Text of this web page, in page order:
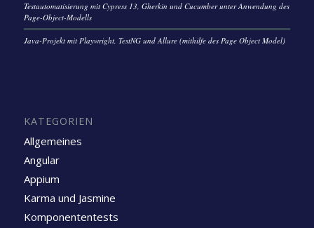
Testautomatisierung mit Cypress 13, Gherkin und Cucumber unter Anwendung des
Page-Object-Modells
Java-Projekt mit Playwright, TestNG und Allure (mithilfe des Page Object Model)
KATEGORIEN
Allgemeines
Angular
Appium
Karma und Jasmine
Komponententests